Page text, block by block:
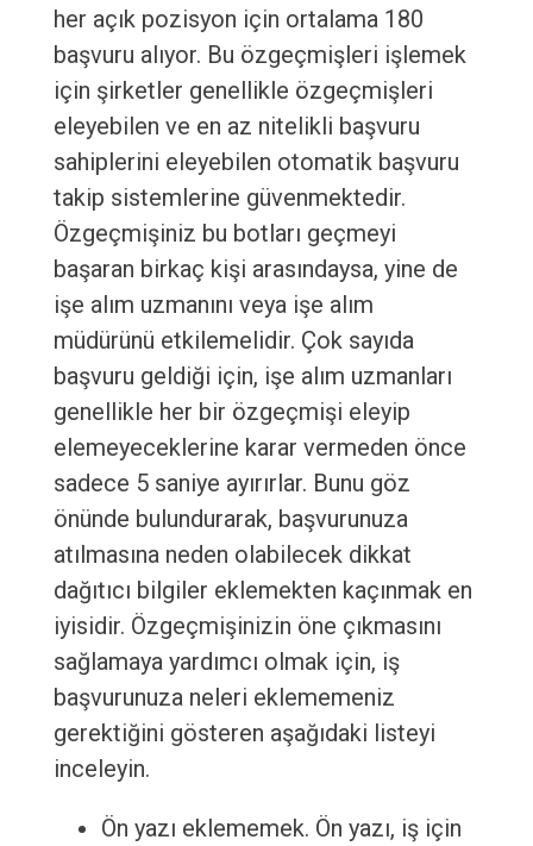
her açık pozisyon için ortalama 180
başvuru alıyor. Bu özgeçmişleri işlemek
için şirketler genellikle özgeçmişleri
eleyebilen ve en az nitelikli başvuru
sahiplerini eleyebilen otomatik başvuru
takip sistemlerine güvenmektedir.
Özgeçmişiniz bu botları geçmeyi
başaran birkaç kişi arasındaysa, yine de
işe alım uzmanını veya işe alım
müdürünü etkilemelidir. Çok sayıda
başvuru geldiği için, işe alım uzmanları
genellikle her bir özgeçmişi eleyip
elemeyeceklerine karar vermeden önce
sadece 5 saniye ayırırlar. Bunu göz
önünde bulundurarak, başvurunuza
atılmasına neden olabilecek dikkat
dağıtıcı bilgiler eklemekten kaçınmak en
iyisidir. Özgeçmişinizin öne çıkmasını
sağlamaya yardımcı olmak için, iş
başvurunuza neleri eklememeniz
gerektiğini gösteren aşağıdaki listeyi
inceleyin.
Ön yazı eklememek. Ön yazı, iş için